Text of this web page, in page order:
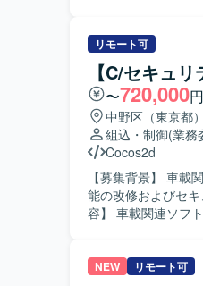
リプロプログラム
評価(単体、結合、
メントの作成を実施していただきます。 【
に行え、自身の進
どのツールを活用
ュニケーションを図れる方を歓迎いた
アアップデートや
ISO/SAE 21434に
み込み開発やC言語
価、ドキュメント作成まで
NonOS環境での組
リモート可
【C/セキュ
〜720,000
中野区（東京都）
組込・制御(業務
Cocos2d
【募集背景】 車載
能の改修およびセキ
容】 車載関連ソフ
イブラリの組み込
NEW リモート可